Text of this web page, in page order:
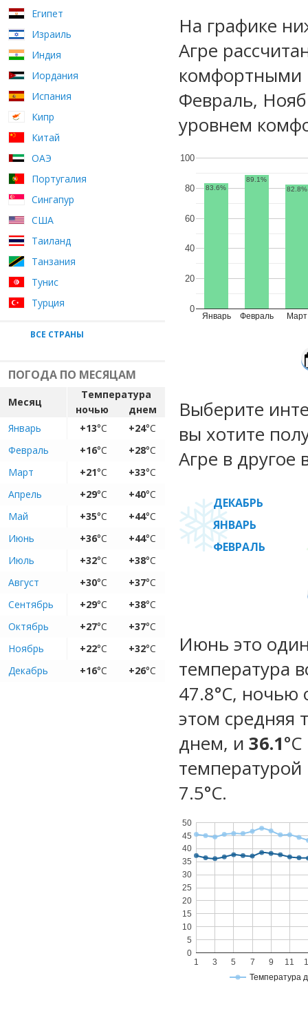
Египет
Израиль
Индия
Иордания
Испания
Кипр
Китай
ОАЭ
Португалия
Сингапур
США
Таиланд
Танзания
Тунис
Турция
ВСЕ СТРАНЫ
ПОГОДА ПО МЕСЯЦАМ
Месяц
Температура
ночью
днем
Январь
+13°C +24°C
Февраль
+16°C +28°C
Март
+21°C +33°C
Апрель
+29°C +40°C
Май
+35°C +44°C
Июнь
+36°C +44°C
Июль
+32°C +38°C
Август
+30°C +37°C
Сентябрь
+29°C +38°C
Октябрь
+27°C +37°C
Ноябрь
+22°C +32°C
Декабрь
+16°C +26°C
На графике
Агре
комфортными
Февраль,
уровнем
Январь Февраль Март
0
20
40
60
80
100
83.6%
89.1%
82.8%
Выберите
вы хотите
Агре в другое
ДЕКАБРЬ
ЯНВАРЬ
ФЕВРАЛЬ
Июнь это
температура
47.8°C, ночью
этом средняя
днем, и 36.1
температурой
7.5°С.
Температура
1 3 5 7 9 11
0
5
10
15
20
25
30
35
40
45
50